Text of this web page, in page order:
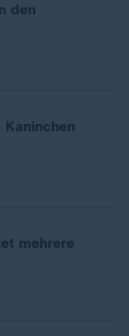
den
Kaninchen
mehrere